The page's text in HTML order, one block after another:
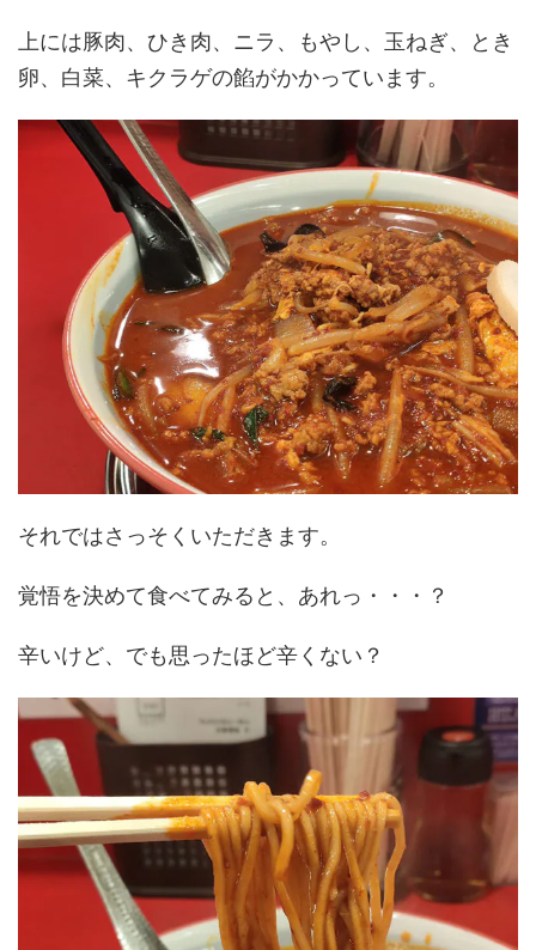
上には豚肉、ひき肉、ニラ、もやし、玉ねぎ、とき
卵、白菜、キクラゲの餡がかかっています。
それではさっそくいただきます。
覚悟を決めて食べてみると、あれっ・・・？
辛いけど、でも思ったほど辛くない？